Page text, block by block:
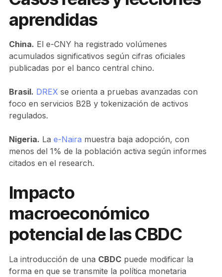
aprendidas
China. El e-CNY ha registrado volúmenes
acumulados significativos según cifras oficiales
publicadas por el banco central chino.
Brasil. DREXse orienta a pruebas avanzadas con
foco en servicios B2B y tokenización de activos
regulados.
Nigeria. La e-Naira muestra baja adopción, con
menos del 1% de la población activa según informes
citados en el research.
Impacto
macroeconómico
potencial de las CBDC
La introducción de una CBDCpuede modificar la
forma en que se transmite la política monetaria